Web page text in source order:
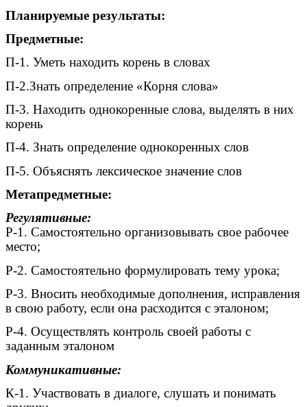
Планируемые результаты:
Предметные:
П-1. Уметь находить корень в словах
П-2.Знать определение «Корня слова»
П-3. Находить однокоренные слова, выделять в них
корень
П-4. Знать определение однокоренных слов
П-5. Объяснять лексическое значение слов
Метапредметные:
Регулятивные:
Р-1. Самостоятельно организовывать свое рабочее
место;
Р-2. Самостоятельно формулировать тему урока;
Р-3. Вносить необходимые дополнения, исправления
в свою работу, если она расходится с эталоном;
Р-4. Осуществлять контроль своей работы с
заданным эталоном
Коммуникативные:
К-1. Участвовать в диалоге, слушать и понимать